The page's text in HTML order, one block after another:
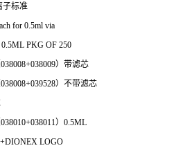
子标准
for 0.5ml via
PKG OF 250
）带滤芯
）不带滤芯
）0.5ML
LOGO